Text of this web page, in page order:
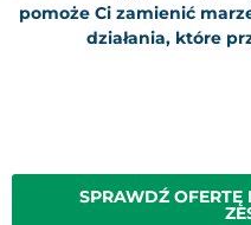
pomoże Ci zamienić
działania, które
SPRAWDŹ